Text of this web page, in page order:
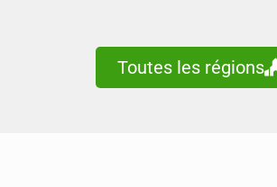
Toutes les régions